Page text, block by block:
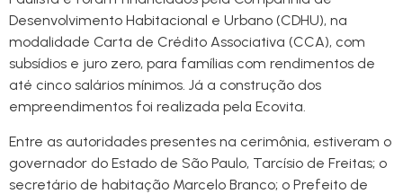
Desenvolvimento Habitacional e Urbano (CDHU), na
modalidade Carta de Crédito Associativa (CCA), com
subsídios e juro zero, para famílias com rendimentos de
até cinco salários mínimos. Já a construção dos
empreendimentos foi realizada pela Ecovita.
Entre as autoridades presentes na cerimônia, estiveram o
governador do Estado de São Paulo, Tarcísio de Freitas; o
secretário de habitação Marcelo Branco; o Prefeito de